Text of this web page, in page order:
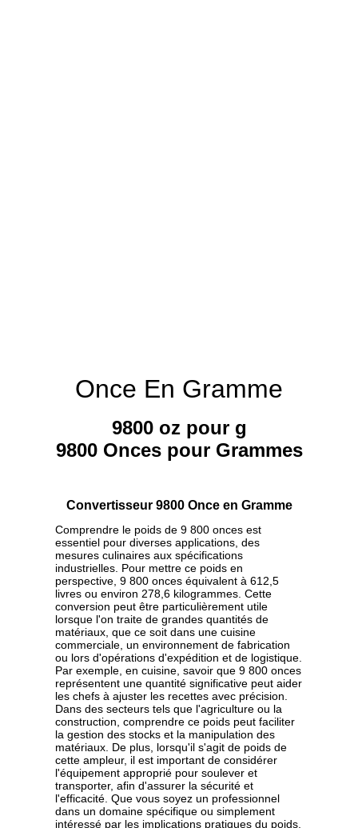
Once En Gramme
9800 oz pour g
9800 Onces pour Grammes
Convertisseur 9800 Once en Gramme
Comprendre le poids de 9 800 onces est
essentiel pour diverses applications, des
mesures culinaires aux spécifications
industrielles. Pour mettre ce poids en
perspective, 9 800 onces équivalent à 612,5
livres ou environ 278,6 kilogrammes. Cette
conversion peut être particulièrement utile
lorsque l'on traite de grandes quantités de
matériaux, que ce soit dans une cuisine
commerciale, un environnement de fabrication
ou lors d'opérations d'expédition et de logistique.
Par exemple, en cuisine, savoir que 9 800 onces
représentent une quantité significative peut aider
les chefs à ajuster les recettes avec précision.
Dans des secteurs tels que l'agriculture ou la
construction, comprendre ce poids peut faciliter
la gestion des stocks et la manipulation des
matériaux. De plus, lorsqu'il s'agit de poids de
cette ampleur, il est important de considérer
l'équipement approprié pour soulever et
transporter, afin d'assurer la sécurité et
l'efficacité. Que vous soyez un professionnel
dans un domaine spécifique ou simplement
intéressé par les implications pratiques du poids,